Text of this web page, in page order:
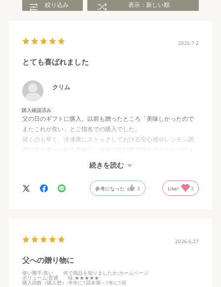
絞り込み 表示：新しい順
2026.7.2
とても喜ばれました
クリム
購入確認済み
父の日のギフトに購入。以前も贈ったところ「美味しかったので
またこれが良い」とご指名での購入でした。
届くのも早く、冷凍庫にストックしておける安心感やレンチン調
理ですぐ食べられる手軽さ、抜群の信頼度で安心のネームバリュ
ー、安定の美味しさで、大変喜ばれました。ありがとうございま
続きを読む
参考になった 3 Like! 2
2026.6.27
父への贈り物に
使い勝手:良い 何で商品を知りましたか:ホームページ
ボリューム:普通 味:★★★★★
購入回数（購入歴） :半年に1回未満～1年に1回